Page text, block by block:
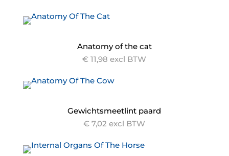
Anatomy of the cat
€ 11,98 excl BTW
Gewichtsmeetlint paard
€ 7,02 excl BTW